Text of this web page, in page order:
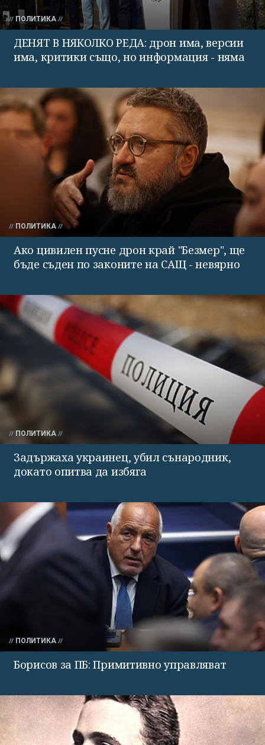
ПОЛИТИКА
ДЕНЯТ В НЯКОЛКО РЕДА: дрон има, версии
има, критики също, но информация - няма
ПОЛИТИКА
Ако цивилен пусне дрон край "Безмер", ще
бъде съден по законите на САЩ - невярно
ПОЛИТИКА
Задържаха украинец, убил сънародник,
докато опитва да избяга
ПОЛИТИКА
Борисов за ПБ: Примитивно управляват